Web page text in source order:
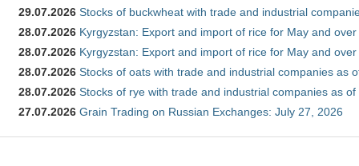
29.07.2026 Stocks of buckwheat with trade and industrial
28.07.2026 Kyrgyzstan: Export and import of rice for May and
28.07.2026 Kyrgyzstan: Export and import of rice for May and
28.07.2026 Stocks of oats with trade and industrial companies as
28.07.2026 Stocks of rye with trade and industrial companies as
27.07.2026 Grain Trading on Russian Exchanges: July 27, 2026